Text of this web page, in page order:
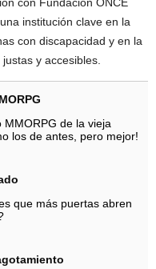
institución clave en la
con discapacidad y en la
y accesibles.
MMORPG de la vieja
los de antes, pero mejor!
que más puertas abren